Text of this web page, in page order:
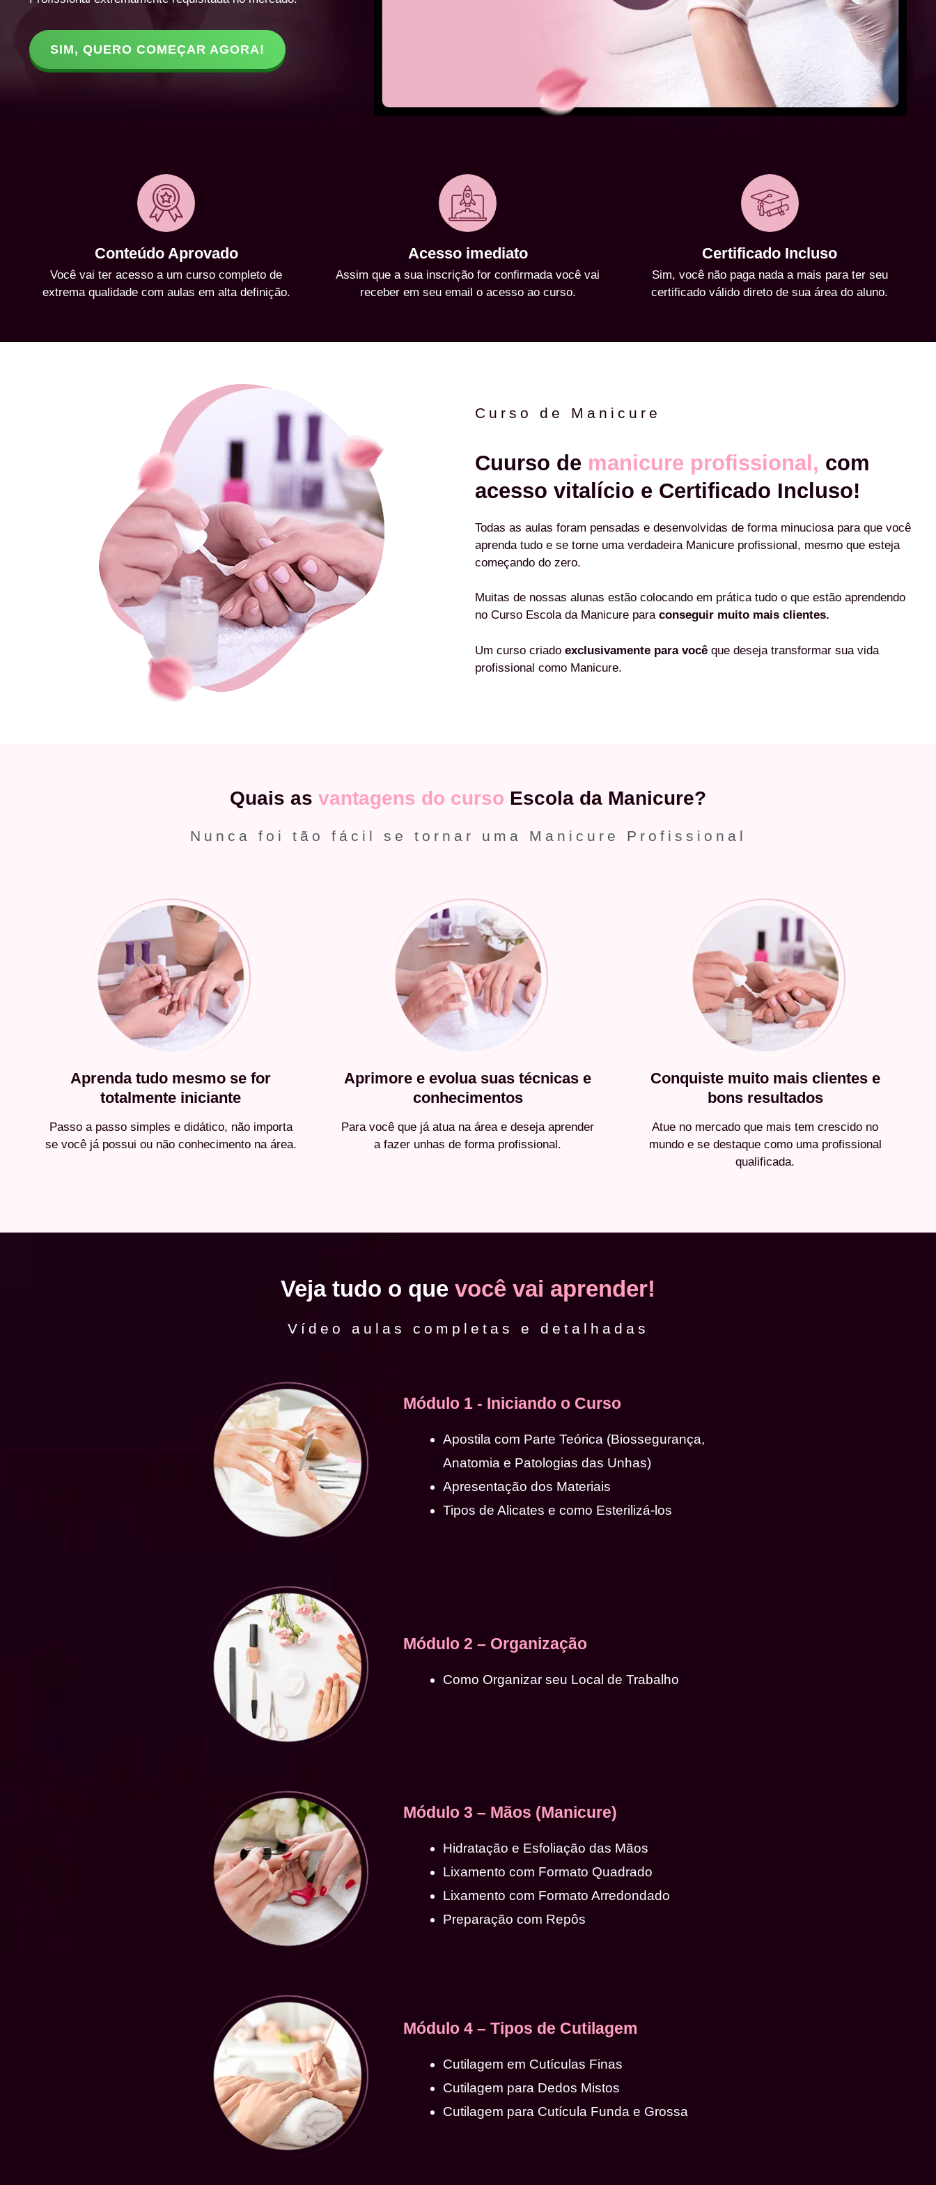
SIM, QUERO COMEÇAR AGORA!
Conteúdo Aprovado
Você vai ter acesso a um curso completo de
extrema qualidade com aulas em alta definição.
Acesso imediato
Assim que a sua inscrição for confirmada você vai
receber em seu email o acesso ao curso.
Certificado Incluso
Sim, você não paga nada a mais para ter seu
certificado válido direto de sua área do aluno.
Curso de Manicure
Cuurso de manicure profissional, com
acesso vitalício e Certificado Incluso!
Todas as aulas foram pensadas e desenvolvidas de forma minuciosa para que você
aprenda tudo e se torne uma verdadeira Manicure profissional, mesmo que esteja
começando do zero.
Muitas de nossas alunas estão colocando em prática tudo o que estão aprendendo
no Curso Escola da Manicure para conseguir muito mais clientes.
Um curso criado exclusivamente para você que deseja transformar sua vida
profissional como Manicure.
Quais as vantagens do curso Escola da Manicure?
Nunca foi tão fácil se tornar uma Manicure Profissional
Aprenda tudo mesmo se for
totalmente iniciante
Passo a passo simples e didático, não importa
se você já possui ou não conhecimento na área.
Aprimore e evolua suas técnicas e
conhecimentos
Para você que já atua na área e deseja aprender
a fazer unhas de forma profissional.
Conquiste muito mais clientes e
bons resultados
Atue no mercado que mais tem crescido no
mundo e se destaque como uma profissional
qualificada.
Veja tudo o que você vai aprender!
Vídeo aulas completas e detalhadas
Módulo 1 - Iniciando o Curso
Apostila com Parte Teórica (Biossegurança,
Anatomia e Patologias das Unhas)
Apresentação dos Materiais
Tipos de Alicates e como Esterilizá-los
Módulo 2 – Organização
Como Organizar seu Local de Trabalho
Módulo 3 – Mãos (Manicure)
Hidratação e Esfoliação das Mãos
Lixamento com Formato Quadrado
Lixamento com Formato Arredondado
Preparação com Repôs
Módulo 4 – Tipos de Cutilagem
Cutilagem em Cutículas Finas
Cutilagem para Dedos Mistos
Cutilagem para Cutícula Funda e Grossa